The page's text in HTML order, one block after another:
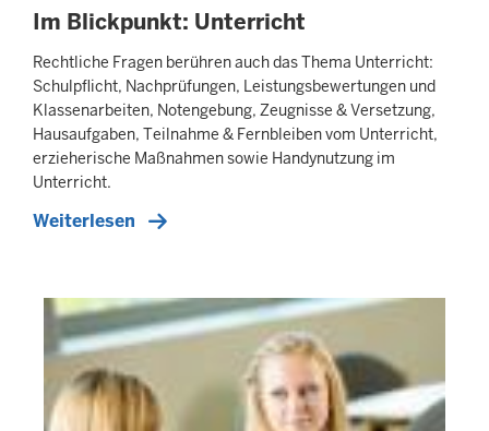
Im Blickpunkt: Unterricht
Rechtliche Fragen berühren auch das Thema Unterricht:
Schulpflicht, Nachprüfungen, Leistungsbewertungen und
Klassenarbeiten, Notengebung, Zeugnisse & Versetzung,
Hausaufgaben, Teilnahme & Fernbleiben vom Unterricht,
erzieherische Maßnahmen sowie Handynutzung im
Unterricht.
Weiterlesen